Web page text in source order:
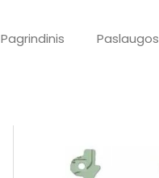
Pagrindinis Paslaugos